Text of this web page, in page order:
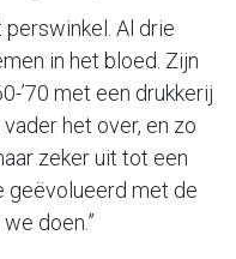
Al drie
in het bloed. Zijn
’70 met een drukkerij
het over, en zo
zeker uit tot een
geëvolueerd met de
doen.”